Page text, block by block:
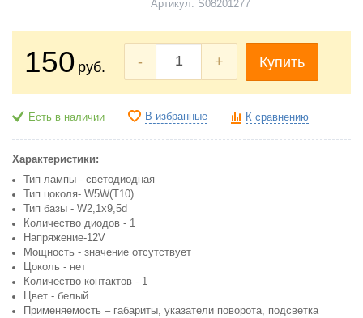
Артикул: S08201277
150 руб. - + Купить
Есть в наличии В избранные К сравнению
Характеристики:
Тип лампы - светодиодная
Тип цоколя- W5W(Т10)
Тип базы - W2,1x9,5d
Количество диодов - 1
Напряжение-12V
Мощность - значение отсутствует
Цоколь - нет
Количество контактов - 1
Цвет - белый
Применяемость – габариты, указатели поворота, подсветка